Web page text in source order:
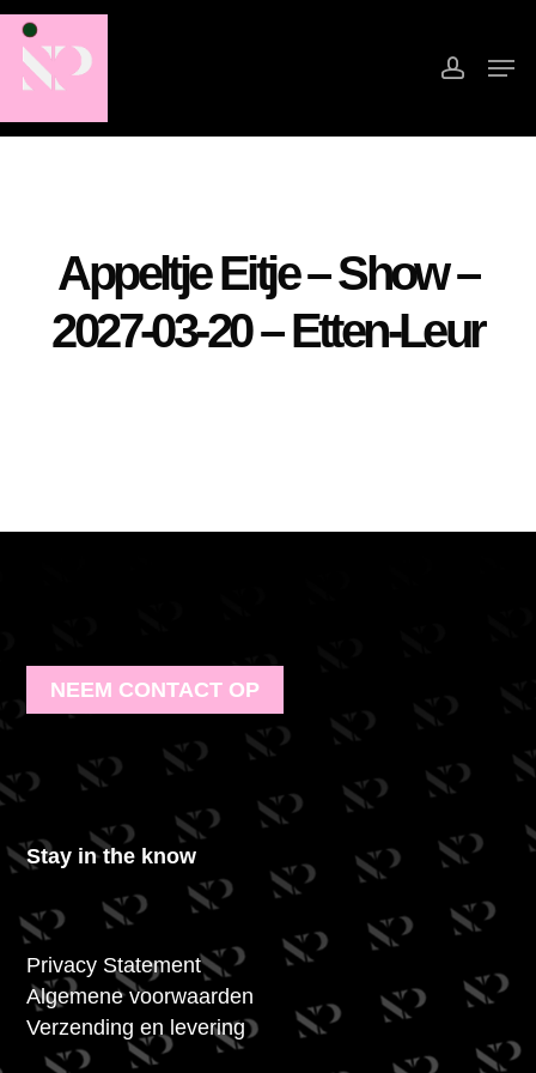
Skip
main
Appeltje Eitje – Show –
2027-03-20 – Etten-Leur
NEEM CONTACT OP
Stay in the know
Privacy Statement
Algemene voorwaarden
Verzending en levering
Close